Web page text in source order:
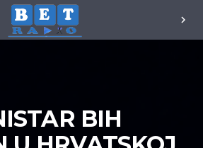
chevron_right
BIH